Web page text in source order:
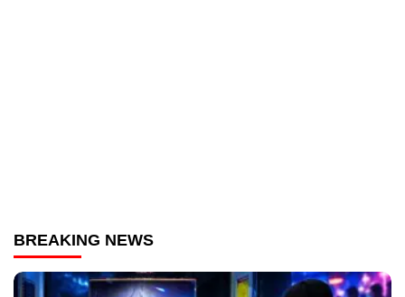
BREAKING NEWS